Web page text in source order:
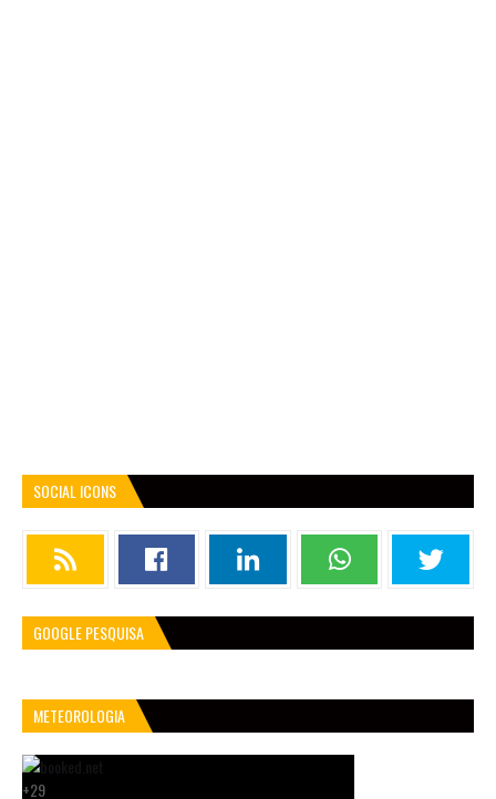
SOCIAL ICONS
GOOGLE PESQUISA
METEOROLOGIA
+29